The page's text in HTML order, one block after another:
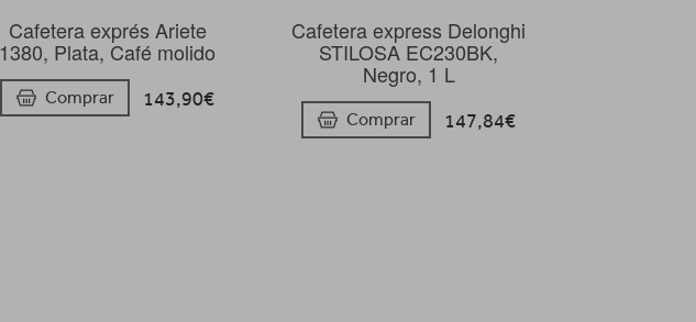
Cafetera exprés Ariete
1380, Plata, Café molido
Comprar 143,90€
Cafetera express Delonghi
STILOSA EC230BK,
Negro, 1 L
Comprar 147,84€